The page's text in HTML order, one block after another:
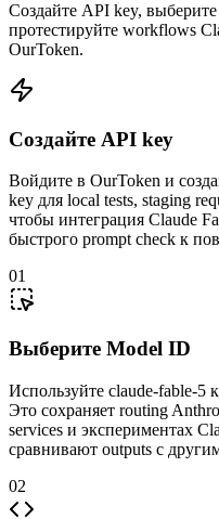
Создайте API key,
протестируйте workflows
OurToken.
Создайте API key
Войдите в OurToken и
key для local tests, staging
чтобы интеграция Claude
быстрого prompt check к
01
Выберите Model ID
Используйте claude-fable-5
Это сохраняет routing
services и экспериментах
сравнивают outputs с
02